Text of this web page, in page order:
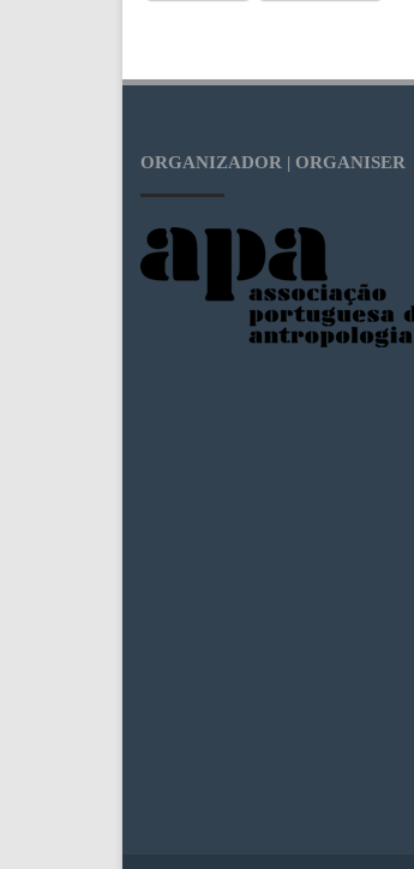
ORGANIZADOR | ORGANISER